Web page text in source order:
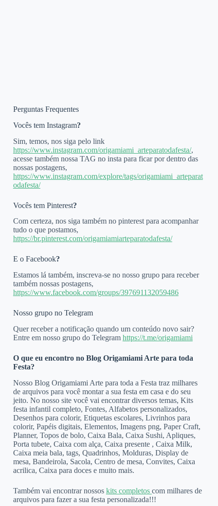
Perguntas Frequentes
Vocês tem Instagram?
Sim, temos, nos siga pelo link
https://www.instagram.com/origamiami_arteparatodafesta/,
acesse também nossa TAG no insta para ficar por dentro das
nossas postagens,
https://www.instagram.com/explore/tags/origamiami_arteparat
odafesta/
Vocês tem Pinterest?
Com certeza, nos siga também no pinterest para acompanhar
tudo o que postamos,
https://br.pinterest.com/origamiamiarteparatodafesta/
E o Facebook?
Estamos lá também, inscreva-se no nosso grupo para receber
também nossas postagens,
https://www.facebook.com/groups/397691132059486
Nosso grupo no Telegram
Quer receber a notificação quando um conteúdo novo sair?
Entre em nosso grupo do Telegram https://t.me/origamiami
O que eu encontro no Blog Origamiami Arte para toda
Festa?
Nosso Blog Origamiami Arte para toda a Festa traz milhares
de arquivos para você montar a sua festa em casa e do seu
jeito. No nosso site você vai encontrar diversos temas, Kits
festa infantil completo, Fontes, Alfabetos personalizados,
Desenhos para colorir, Etiquetas escolares, Livrinhos para
colorir, Papéis digitais, Elementos, Imagens png, Paper Craft,
Planner, Topos de bolo, Caixa Bala, Caixa Sushi, Apliques,
Porta tubete, Caixa com alça, Caixa presente , Caixa Milk,
Caixa meia bala, tags, Quadrinhos, Molduras, Display de
mesa, Bandeirola, Sacola, Centro de mesa, Convites, Caixa
acrilica, Caixa para doces e muito mais.
Também vai encontrar nossos kits completos com milhares de
arquivos para fazer a sua festa personalizada!!!